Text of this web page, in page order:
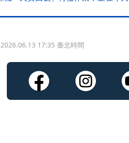
2026.06.13 17:35 臺北時間